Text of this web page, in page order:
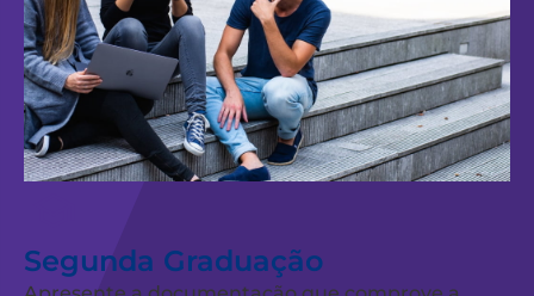
Segunda Graduação